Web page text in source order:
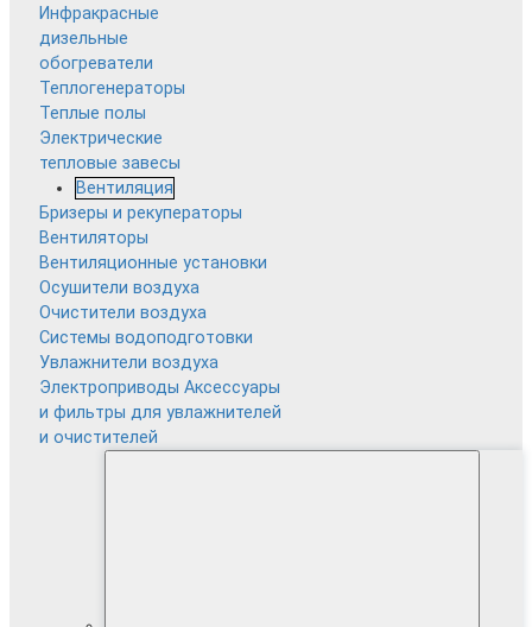
Инфракрасные
дизельные
обогреватели
Теплогенераторы
Теплые полы
Электрические
тепловые завесы
Вентиляция
Бризеры и рекуператоры
Вентиляторы
Вентиляционные установки
Осушители воздуха
Очистители воздуха
Системы водоподготовки
Увлажнители воздуха
Электроприводы Аксессуары
и фильтры для увлажнителей
и очистителей